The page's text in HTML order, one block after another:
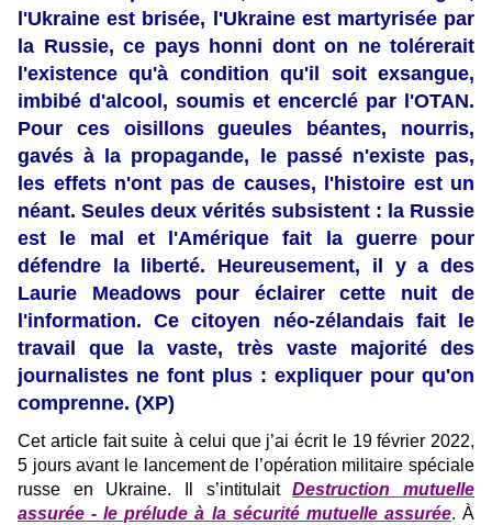
l'Ukraine est brisée, l'Ukraine est martyrisée par
la Russie, ce pays honni dont on ne tolérerait
l'existence qu'à condition qu'il soit exsangue,
imbibé d'alcool, soumis et encerclé par l'OTAN.
Pour ces oisillons gueules béantes, nourris,
gavés à la propagande, le passé n'existe pas,
les effets n'ont pas de causes, l'histoire est un
néant. Seules deux vérités subsistent : la Russie
est le mal et l'Amérique fait la guerre pour
défendre la liberté. Heureusement, il y a des
Laurie Meadows pour éclairer cette nuit de
l'information. Ce citoyen néo-zélandais fait le
travail que la vaste, très vaste majorité des
journalistes ne font plus : expliquer pour qu'on
comprenne. (XP)
Cet article fait suite à celui que j’ai écrit le 19 février 2022,
5 jours avant le lancement de l’opération militaire spéciale
russe en Ukraine. Il s’intitulaitDestruction mutuelle
assurée - le prélude à la sécurité mutuelle assurée. À